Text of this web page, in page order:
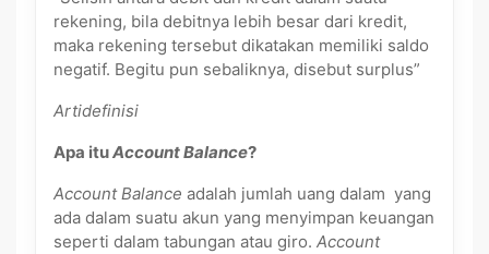
rekening, bila debitnya lebih besar dari kredit,
maka rekening tersebut dikatakan memiliki saldo
negatif. Begitu pun sebaliknya, disebut surplus”
Artidefinisi
Apa ituAccount Balance?
Account Balance adalah jumlah uang dalam yang
ada dalam suatu akun yang menyimpan keuangan
seperti dalam tabungan atau giro. Account